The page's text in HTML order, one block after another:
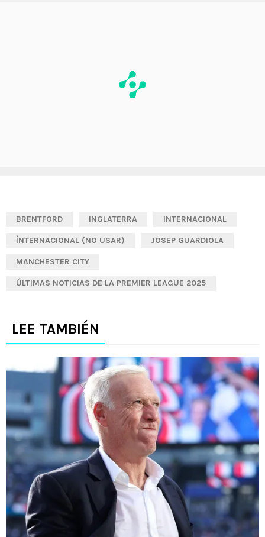
BRENTFORD INGLATERRA INTERNACIONAL
ÍNTERNACIONAL (NO USAR) JOSEP GUARDIOLA
MANCHESTER CITY
ÚLTIMAS NOTICIAS DE LA PREMIER LEAGUE 2025
LEE TAMBIÉN